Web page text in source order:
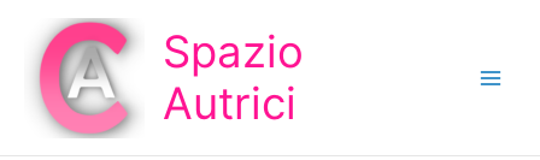
contenuto
Spazio
Autrici